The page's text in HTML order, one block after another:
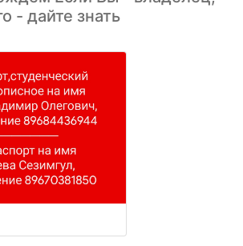
- дайте знать